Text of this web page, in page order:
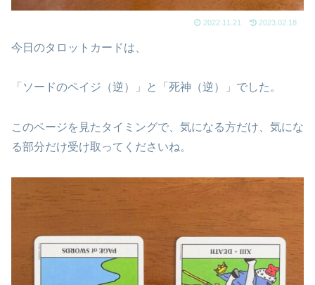
2022.11.21 2023.02.18
今日のタロットカードは、
「ソードのペイジ（逆）」と「死神（逆）」でした。
このページを見たタイミングで、気になる方だけ、気にな
る部分だけ受け取ってくださいね。